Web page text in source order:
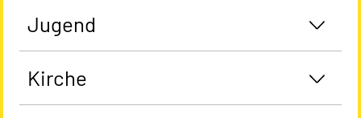
Jugend
Kirche